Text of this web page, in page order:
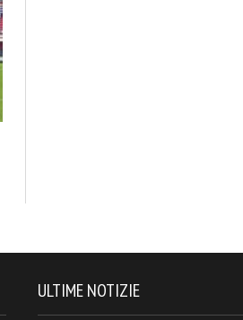
ULTIME NOTIZIE